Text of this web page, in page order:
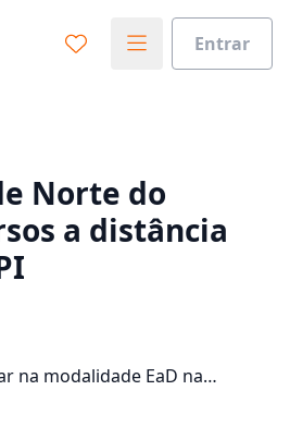
Entrar
ideal para seus estudos
Sim, já sei
Norte do
a distância
na modalidade EaD na